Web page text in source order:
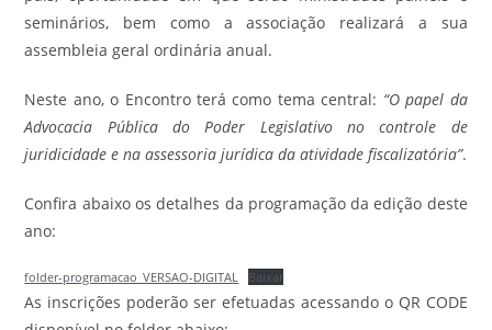
seminários, bem como a associação realizará a sua
assembleia geral ordinária anual.
Neste ano, o Encontro terá como tema central: “O papel da
Advocacia Pública do Poder Legislativo no controle de
juridicidade e na assessoria jurídica da atividade fiscalizatória”.
Confira abaixo os detalhes da programação da edição deste
ano:
folder-programacao_VERSAO-DIGITAL Baixar
As inscrições poderão ser efetuadas acessando o QR CODE